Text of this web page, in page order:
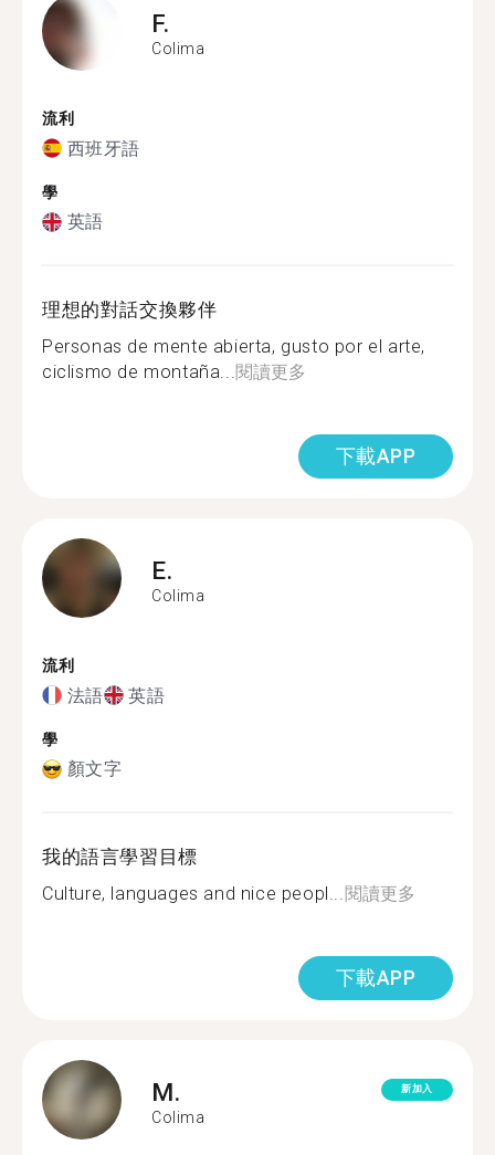
F.
Colima
流利
西班牙語
學
英語
理想的對話交換夥伴
Personas de mente abierta, gusto por el arte,
ciclismo de montaña...閱讀更多
下載APP
E.
Colima
流利
法語 英語
學
顏文字
我的語言學習目標
Culture, languages and nice peopl...閱讀更多
下載APP
M.
Colima
新加入